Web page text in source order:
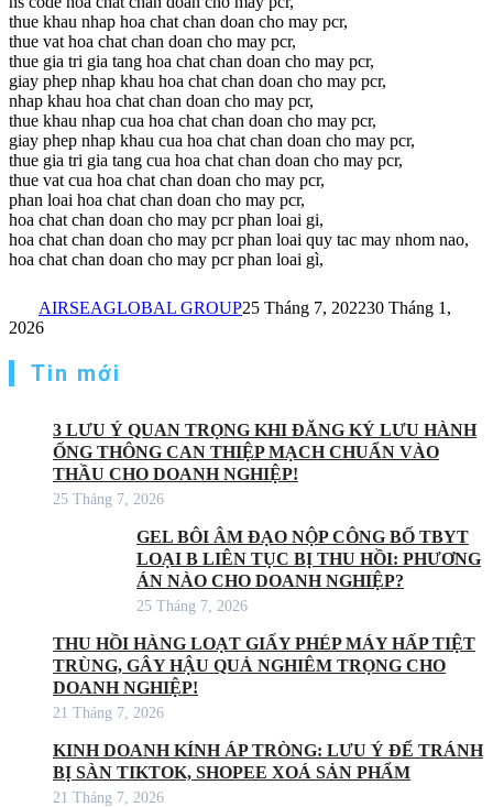
thue khau nhap hoa chat chan doan cho may pcr,
thue vat hoa chat chan doan cho may pcr,
thue gia tri gia tang hoa chat chan doan cho may pcr,
giay phep nhap khau hoa chat chan doan cho may pcr,
nhap khau hoa chat chan doan cho may pcr,
thue khau nhap cua hoa chat chan doan cho may pcr,
giay phep nhap khau cua hoa chat chan doan cho may pcr,
thue gia tri gia tang cua hoa chat chan doan cho may pcr,
thue vat cua hoa chat chan doan cho may pcr,
phan loai hoa chat chan doan cho may pcr,
hoa chat chan doan cho may pcr phan loai gi,
hoa chat chan doan cho may pcr phan loai quy tac may nhom nao,
hoa chat chan doan cho may pcr phan loai gì,
AIRSEAGLOBAL GROUP25 Tháng 7, 202230 Tháng 1,
2026
Tin mới
3 LƯU Ý QUAN TRỌNG KHI ĐĂNG KÝ LƯU HÀNH
ỐNG THÔNG CAN THIỆP MẠCH CHUẨN VÀO
THẦU CHO DOANH NGHIỆP!
25 Tháng 7, 2026
GEL BÔI ÂM ĐẠO NỘP CÔNG BỐ TBYT
LOẠI B LIÊN TỤC BỊ THU HỒI: PHƯƠNG
ÁN NÀO CHO DOANH NGHIỆP?
25 Tháng 7, 2026
THU HỒI HÀNG LOẠT GIẤY PHÉP MÁY HẤP TIỆT
TRÙNG, GÂY HẬU QUẢ NGHIÊM TRỌNG CHO
DOANH NGHIỆP!
21 Tháng 7, 2026
KINH DOANH KÍNH ÁP TRÒNG: LƯU Ý ĐỂ TRÁNH
BỊ SÀN TIKTOK, SHOPEE XOÁ SẢN PHẨM
21 Tháng 7, 2026